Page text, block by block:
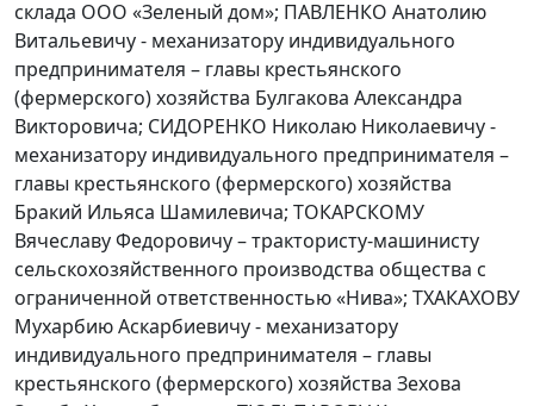
склада ООО «Зеленый дом»; ПАВЛЕНКО Анатолию
Витальевичу - механизатору индивидуального
предпринимателя – главы крестьянского
(фермерского) хозяйства Булгакова Александра
Викторовича; СИДОРЕНКО Николаю Николаевичу -
механизатору индивидуального предпринимателя –
главы крестьянского (фермерского) хозяйства
Бракий Ильяса Шамилевича; ТОКАРСКОМУ
Вячеславу Федоровичу – трактористу-машинисту
сельскохозяйственного производства общества с
ограниченной ответственностью «Нива»; ТХАКАХОВУ
Мухарбию Аскарбиевичу - механизатору
индивидуального предпринимателя – главы
крестьянского (фермерского) хозяйства Зехова